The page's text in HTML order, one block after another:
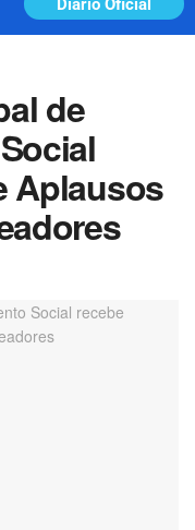
Diário Oficial
de
Aplausos